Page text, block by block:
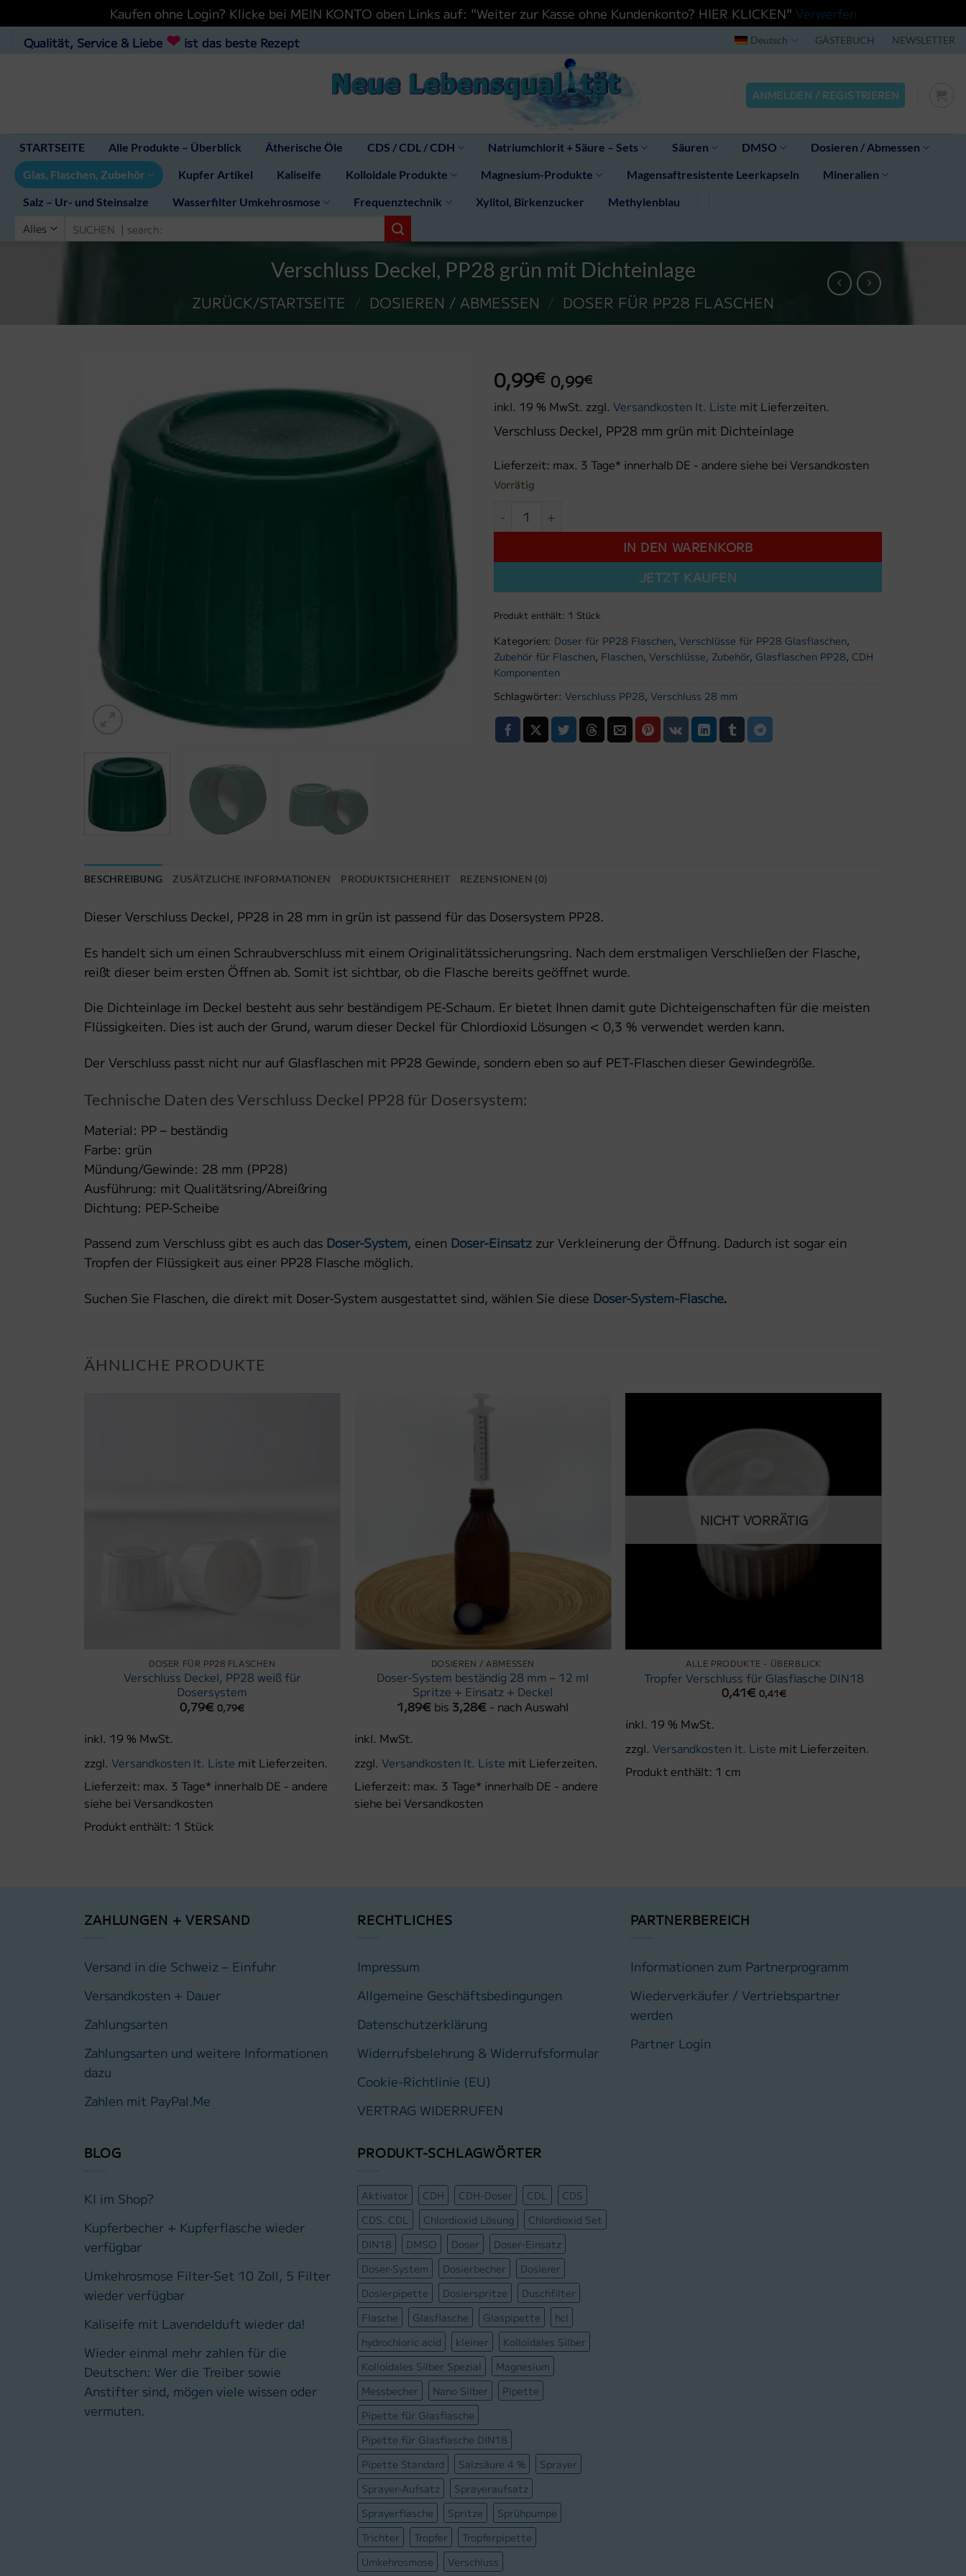
Kaufen ohne Login? Klicke bei MEIN KONTO oben Links auf: "Weiter zur Kasse ohne Kundenkonto? HIER KLICKEN" Verwerfen
Inhalt
Qualität, Service & Liebe ❤ist das beste Rezept Deutsch GÄSTEBUCH NEWSLETTER
ANMELDEN / REGISTRIEREN
STARTSEITE Alle Produkte – Überblick Ätherische Öle CDS / CDL / CDH Natriumchlorit + Säure – Sets Säuren DMSO Dosieren / Abmessen
Glas, Flaschen, Zubehör Kupfer Artikel Kaliseife Kolloidale Produkte Magnesium-Produkte Magensaftresistente Leerkapseln Mineralien
Salz – Ur- und Steinsalze Wasserfilter Umkehrosmose Frequenztechnik Xylitol, Birkenzucker Methylenblau
nach:
Verschluss Deckel, PP28 grün mit Dichteinlage
ZURÜCK/STARTSEITE / DOSIEREN / ABMESSEN / DOSER FÜR PP28 FLASCHEN
0,99€ 0,99€
inkl. 19 % MwSt. zzgl. Versandkosten lt. Liste mit Lieferzeiten.
Verschluss Deckel, PP28 mm grün mit Dichteinlage
Lieferzeit: max. 3 Tage* innerhalb DE - andere siehe bei Versandkosten
Vorrätig
Verschluss Deckel, PP28 grün mit Dichteinlage Menge
IN DEN WARENKORB
JETZT KAUFEN
Produkt enthält: 1 Stück
Kategorien: Doser für PP28 Flaschen, Verschlüsse für PP28 Glasflaschen,
Zubehör für Flaschen, Flaschen, Verschlüsse, Zubehör, Glasflaschen PP28, CDH
Komponenten
Schlagwörter: Verschluss PP28, Verschluss 28 mm
BESCHREIBUNG ZUSÄTZLICHE INFORMATIONEN PRODUKTSICHERHEIT REZENSIONEN (0)
Dieser Verschluss Deckel, PP28 in 28 mm in grün ist passend für das Dosersystem PP28.
Es handelt sich um einen Schraubverschluss mit einem Originalitätssicherungsring. Nach dem erstmaligen Verschließen der Flasche,
reißt dieser beim ersten Öffnen ab. Somit ist sichtbar, ob die Flasche bereits geöffnet wurde.
Die Dichteinlage im Deckel besteht aus sehr beständigem PE-Schaum. Er bietet Ihnen damit gute Dichteigenschaften für die meisten
Flüssigkeiten. Dies ist auch der Grund, warum dieser Deckel für Chlordioxid Lösungen < 0,3 % verwendet werden kann.
Der Verschluss passt nicht nur auf Glasflaschen mit PP28 Gewinde, sondern eben so auf PET-Flaschen dieser Gewindegröße.
Technische Daten des Verschluss Deckel PP28 für Dosersystem:
Material: PP – beständig
Farbe: grün
Mündung/Gewinde: 28 mm (PP28)
Ausführung: mit Qualitätsring/Abreißring
Dichtung: PEP-Scheibe
Passend zum Verschluss gibt es auch das Doser-System, einen Doser-Einsatz zur Verkleinerung der Öffnung. Dadurch ist sogar ein
Tropfen der Flüssigkeit aus einer PP28 Flasche möglich.
Suchen Sie Flaschen, die direkt mit Doser-System ausgestattet sind, wählen Sie diese Doser-System-Flasche.
ÄHNLICHE PRODUKTE
DOSER FÜR PP28 FLASCHEN
Verschluss Deckel, PP28 weiß für
Dosersystem
0,79€ 0,79€
inkl. 19 % MwSt.
zzgl. Versandkosten lt. Liste mit Lieferzeiten.
Lieferzeit: max. 3 Tage* innerhalb DE - andere
siehe bei Versandkosten
Produkt enthält: 1 Stück
DOSIEREN / ABMESSEN
Doser-System beständig 28 mm – 12 ml
Spritze + Einsatz + Deckel
1,89€ bis 3,28€ - nach Auswahl
inkl. MwSt.
zzgl.Versandkosten lt. Liste mit Lieferzeiten.
Lieferzeit: max. 3 Tage* innerhalb DE - andere
siehe bei Versandkosten
NICHT VORRÄTIG
ALLE PRODUKTE - ÜBERBLICK
Tropfer Verschluss für Glasflasche DIN18
0,41€ 0,41€
inkl. 19 % MwSt.
zzgl.Versandkosten lt. Liste mit Lieferzeiten.
Produkt enthält: 1 cm
ZAHLUNGEN + VERSAND
Versand in die Schweiz – Einfuhr
Versandkosten + Dauer
Zahlungsarten
Zahlungsarten und weitere Informationen
dazu
Zahlen mit PayPal.Me
RECHTLICHES
Impressum
Allgemeine Geschäftsbedingungen
Datenschutzerklärung
Widerrufsbelehrung & Widerrufsformular
Cookie-Richtlinie (EU)
VERTRAG WIDERRUFEN
PARTNERBEREICH
Informationen zum Partnerprogramm
Wiederverkäufer / Vertriebspartner
werden
Partner Login
BLOG
KI im Shop?
Kupferbecher + Kupferflasche wieder
verfügbar
Umkehrosmose Filter-Set 10 Zoll, 5 Filter
wieder verfügbar
Kaliseife mit Lavendelduft wieder da!
Wieder einmal mehr zahlen für die
Deutschen: Wer die Treiber sowie
Anstifter sind, mögen viele wissen oder
vermuten.
PRODUKT-SCHLAGWÖRTER
Aktivator CDH CDH-Doser CDL
CDS
CDS. CDL
Chlordioxid Lösung
Chlordioxid Set
DIN18
DMSO Doser
Doser-Einsatz
Doser-System
Dosierbecher
Dosierer
Dosierpipette
Dosierspritze
Duschfilter
Flasche
Glasflasche Glaspipette
hcl
hydrochloric acid
kleiner
Kolloidales Silber
Kolloidales Silber Spezial
Magnesium
Messbecher
Nano Silber
Pipette
Pipette für Glasflasche
Pipette für Glasflasche DIN18
Pipette Standard
Salzsäure 4 %
Sprayer
Sprayer-Aufsatz
Sprayeraufsatz
Sprayerflasche
Spritze
Sprühpumpe
Trichter
Tropfer
Tropferpipette
Umkehrosmose
Verschluss